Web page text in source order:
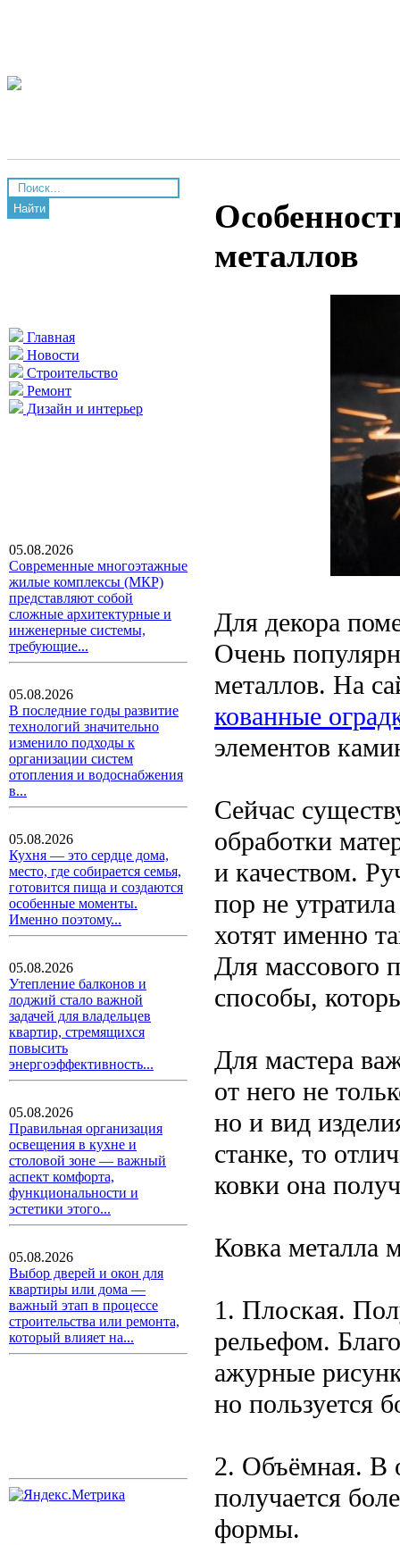
Найти
Главная
Новости
Строительство
Ремонт
Дизайн и интерьер
05.08.2026
Современные многоэтажные
жилые комплексы (МКР)
представляют собой
сложные архитектурные и
инженерные системы,
требующие...
05.08.2026
В последние годы развитие
технологий значительно
изменило подходы к
организации систем
отопления и водоснабжения
в...
05.08.2026
Кухня — это сердце дома,
место, где собирается семья,
готовится пища и создаются
особенные моменты.
Именно поэтому...
05.08.2026
Утепление балконов и
лоджий стало важной
задачей для владельцев
квартир, стремящихся
повысить
энергоэффективность...
05.08.2026
Правильная организация
освещения в кухне и
столовой зоне — важный
аспект комфорта,
функциональности и
эстетики этого...
05.08.2026
Выбор дверей и окон для
квартиры или дома —
важный этап в процессе
строительства или ремонта,
который влияет на...
металлов
Для декора
Очень
металлов. На
кованные
элементов
Сейчас
обработки
и качеством.
пор не
хотят именно
Для массового
способы,
Для мастера
от него не
но и вид
станке, то
ковки она
Ковка металла
1. Плоская.
рельефом.
ажурные
но пользуется
2. Объёмная. В
получается
формы.